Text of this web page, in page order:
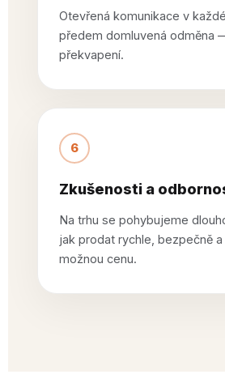
Otevřená komunikace v
předem domluvená odměna
překvapení.
6
Zkušenosti a
Na trhu se pohybujeme
jak prodat rychle, bezpečně
možnou cenu.